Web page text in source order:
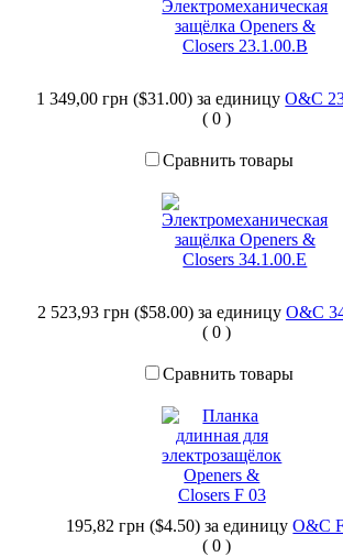
1 349,00 грн ($31.00)за единицу O&C
( 0)
Сравнить товары
2 523,93 грн ($58.00) за единицу O&C
( 0)
Сравнить товары
195,82 грн ($4.50)за единицу O&C
( 0)